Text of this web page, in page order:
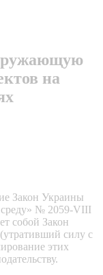
на
Закон Украины
№ 2059-VIII
собой Закон
силу с
этих